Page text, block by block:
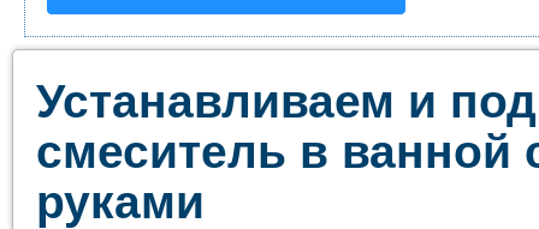
Устанавливаем и
смеситель в ванной
руками